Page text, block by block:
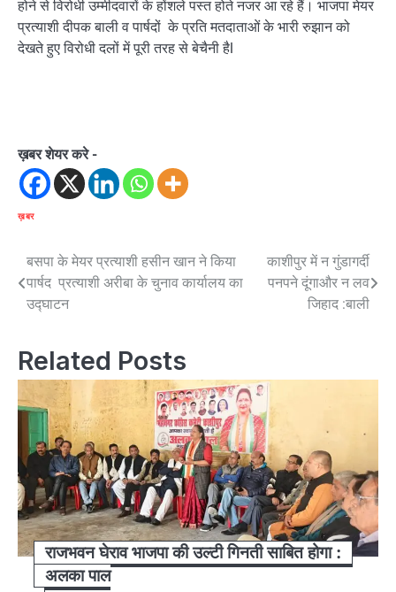
होने से विरोधी उम्मीदवारों के होंशले पस्त होते नजर आ रहे हैं। भाजपा मेयर
प्रत्याशी दीपक बाली व पार्षदों के प्रति मतदाताओं के भारी रुझान को
देखते हुए विरोधी दलों में पूरी तरह से बेचैनी हैl
ख़बर शेयर करे -
ख़बर
Post
navigation
बसपा के मेयर प्रत्याशी हसीन खान ने किया
पार्षद प्रत्याशी अरीबा के चुनाव कार्यालय का
उद्घाटन
काशीपुर में न गुंडागर्दी
पनपने दूंगाऔर न लव
जिहाद :बाली
Related Posts
राजभवन घेराव भाजपा की उल्टी गिनती साबित होगा :
अलका पाल